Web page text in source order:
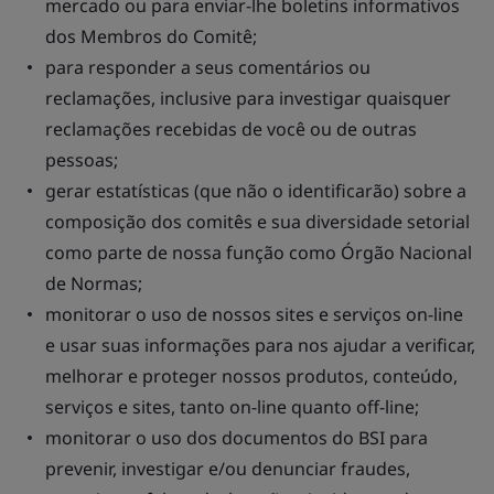
mercado ou para enviar-lhe boletins informativos
dos Membros do Comitê;
para responder a seus comentários ou
reclamações, inclusive para investigar quaisquer
reclamações recebidas de você ou de outras
pessoas;
gerar estatísticas (que não o identificarão) sobre a
composição dos comitês e sua diversidade setorial
como parte de nossa função como Órgão Nacional
de Normas;
monitorar o uso de nossos sites e serviços on-line
e usar suas informações para nos ajudar a verificar,
melhorar e proteger nossos produtos, conteúdo,
serviços e sites, tanto on-line quanto off-line;
monitorar o uso dos documentos do BSI para
prevenir, investigar e/ou denunciar fraudes,